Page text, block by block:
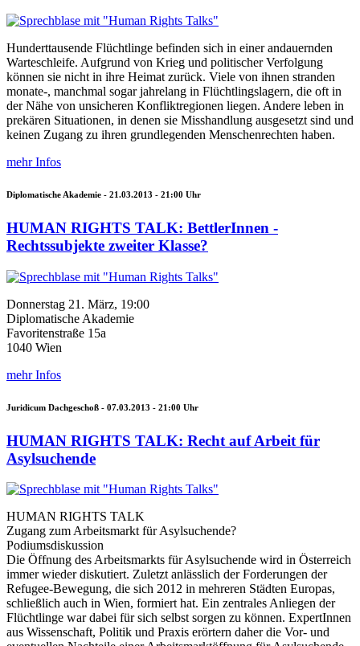
Hunderttausende Flüchtlinge befinden sich in einer andauernden
Warteschleife. Aufgrund von Krieg und politischer Verfolgung
können sie nicht in ihre Heimat zurück. Viele von ihnen stranden
monate-, manchmal sogar jahrelang in Flüchtlingslagern, die oft in
der Nähe von unsicheren Konfliktregionen liegen. Andere leben in
prekären Situationen, in denen sie Misshandlung ausgesetzt sind und
keinen Zugang zu ihren grundlegenden Menschenrechten haben.
mehr Infos
Diplomatische Akademie - 21.03.2013 - 21:00 Uhr
HUMAN RIGHTS TALK: BettlerInnen -
Rechtssubjekte zweiter Klasse?
Donnerstag 21. März, 19:00
Diplomatische Akademie
Favoritenstraße 15a
1040 Wien
mehr Infos
Juridicum Dachgeschoß - 07.03.2013 - 21:00 Uhr
HUMAN RIGHTS TALK: Recht auf Arbeit für
Asylsuchende
HUMAN RIGHTS TALK
Zugang zum Arbeitsmarkt für Asylsuchende?
Podiumsdiskussion
Die Öffnung des Arbeitsmarkts für Asylsuchende wird in Österreich
immer wieder diskutiert. Zuletzt anlässlich der Forderungen der
Refugee-Bewegung, die sich 2012 in mehreren Städten Europas,
schließlich auch in Wien, formiert hat. Ein zentrales Anliegen der
Flüchtlinge war dabei für sich selbst sorgen zu können. ExpertInnen
aus Wissenschaft, Politik und Praxis erörtern daher die Vor- und